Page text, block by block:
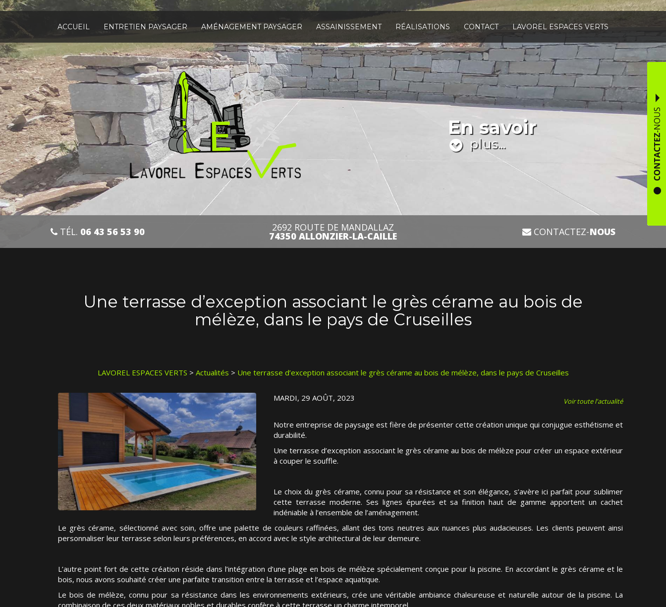
Aller
contenu
principal
ACCUEIL ENTRETIEN PAYSAGER AMÉNAGEMENT PAYSAGER ASSAINISSEMENT RÉALISATIONS CONTACT LAVOREL ESPACES VERTS
En savoir
plus...
TÉL. 06 43 56 53 90 2692 ROUTE DE MANDALLAZ
74350 ALLONZIER-LA-CAILLE CONTACTEZ-NOUS
Une terrasse d’exception associant le grès cérame au bois de
mélèze, dans le pays de Cruseilles
LAVOREL ESPACES VERTS > Actualités > Une terrasse d’exception associant le grès cérame au bois de mélèze, dans le pays de Cruseilles
MARDI, 29 AOÛT, 2023 Voir toute l'actualité
Notre entreprise de paysage est fière de présenter cette création unique qui conjugue esthétisme et
durabilité.
Une terrasse d’exception associant le grès cérame au bois de mélèze pour créer un espace extérieur
à couper le souffle.
Le choix du grès cérame, connu pour sa résistance et son élégance, s’avère ici parfait pour sublimer
cette terrasse moderne. Ses lignes épurées et sa finition haut de gamme apportent un cachet
indéniable à l’ensemble de l’aménagement.
Le grès cérame, sélectionné avec soin, offre une palette de couleurs raffinées, allant des tons neutres aux nuances plus audacieuses. Les clients peuvent ainsi
personnaliser leur terrasse selon leurs préférences, en accord avec le style architectural de leur demeure.
L’autre point fort de cette création réside dans l’intégration d’une plage en bois de mélèze spécialement conçue pour la piscine. En accordant le grès cérame et le
bois, nous avons souhaité créer une parfaite transition entre la terrasse et l’espace aquatique.
Le bois de mélèze, connu pour sa résistance dans les environnements extérieurs, crée une véritable ambiance chaleureuse et naturelle autour de la piscine. La
combinaison de ces deux matériaux nobles et durables confère à cette terrasse un charme intemporel.